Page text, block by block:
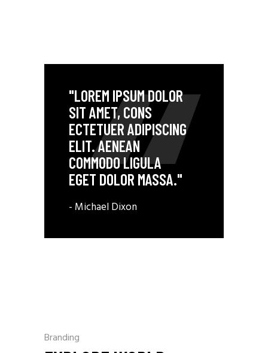
"LOREM IPSUM DOLOR
SIT AMET, CONS
ECTETUER ADIPISCING
ELIT. AENEAN
COMMODO LIGULA
EGET DOLOR MASSA."
- Michael Dixon
Branding